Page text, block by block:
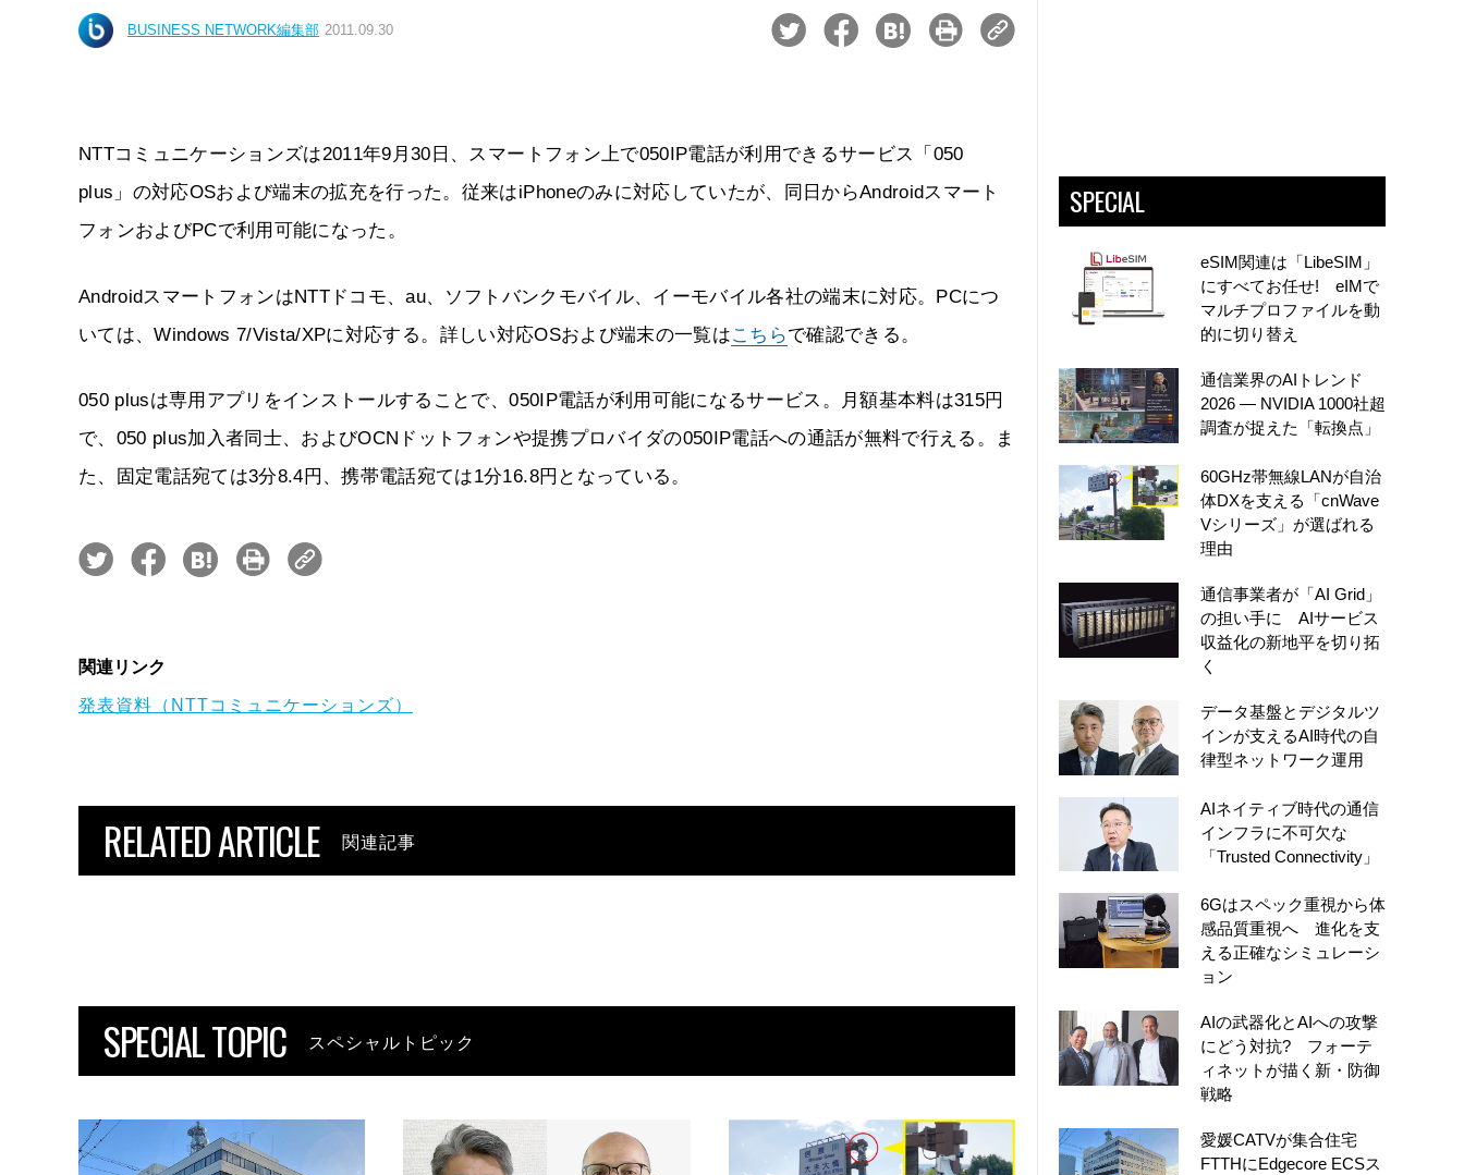
BUSINESS NETWORK編集部 2011.09.30
NTTコミュニケーションズは2011年9月30日、スマートフォン上で050IP電話が利用できるサービス「050
plus」の対応OSおよび端末の拡充を行った。従来はiPhoneのみに対応していたが、同日からAndroidスマート
フォンおよびPCで利用可能になった。
AndroidスマートフォンはNTTドコモ、au、ソフトバンクモバイル、イーモバイル各社の端末に対応。PCにつ
いては、Windows 7/Vista/XPに対応する。詳しい対応OSおよび端末の一覧はこちらで確認できる。
050 plusは専用アプリをインストールすることで、050IP電話が利用可能になるサービス。月額基本料は315円
で、050 plus加入者同士、およびOCNドットフォンや提携プロバイダの050IP電話への通話が無料で行える。ま
た、固定電話宛ては3分8.4円、携帯電話宛ては1分16.8円となっている。
関連リンク
発表資料（NTTコミュニケーションズ）
RELATED ARTICLE 関連記事
SPECIAL TOPIC スペシャルトピック
SPECIAL
eSIM関連は「LibeSIM」
にすべてお任せ! eIMで
マルチプロファイルを動
的に切り替え
通信業界のAIトレンド
2026 ― NVIDIA 1000社超
調査が捉えた「転換点」
60GHz帯無線LANが自治
体DXを支える「cnWave
Vシリーズ」が選ばれる
理由
通信事業者が「AI Grid」
の担い手に AIサービス
収益化の新地平を切り拓
く
データ基盤とデジタルツ
インが支えるAI時代の自
律型ネットワーク運用
AIネイティブ時代の通信
インフラに不可欠な
「Trusted Connectivity」
6Gはスペック重視から体
感品質重視へ 進化を支
える正確なシミュレーシ
ョン
AIの武器化とAIへの攻撃
にどう対抗? フォーテ
ィネットが描く新・防御
戦略
愛媛CATVが集合住宅
FTTHにEdgecore ECSス